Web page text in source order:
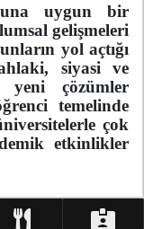
uygun bir
gelişmeleri
yol açtığı
siyasi ve
yeni çözümler
temelinde
çok
etkinlikler